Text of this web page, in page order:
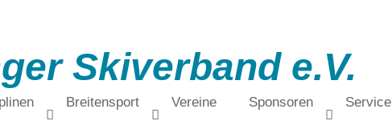
Skiverband e.V.
Breitensport Vereine Sponsoren Service